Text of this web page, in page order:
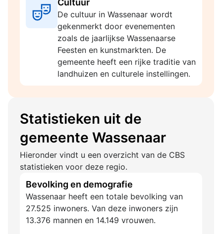
Cultuur
De cultuur in Wassenaar wordt
gekenmerkt door evenementen
zoals de jaarlijkse Wassenaarse
Feesten en kunstmarkten. De
gemeente heeft een rijke traditie van
landhuizen en culturele instellingen.
Statistieken uit de
gemeente Wassenaar
Hieronder vindt u een overzicht van de CBS
statistieken voor deze regio.
Bevolking en demografie
Wassenaar heeft een totale bevolking van
27.525 inwoners. Van deze inwoners zijn
13.376 mannen en 14.149 vrouwen.